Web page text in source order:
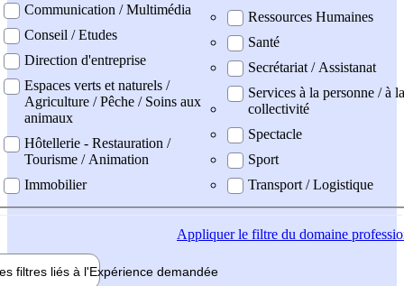
Communication / Multimédia
Conseil / Etudes
Direction d'entreprise
Espaces verts et naturels /
Agriculture / Pêche / Soins aux
animaux
Hôtellerie - Restauration /
Tourisme / Animation
Immobilier
Ressources Humaines
Santé
Secrétariat / Assistanat
Services à la personne / à la
collectivité
Spectacle
Sport
Transport / Logistique
Appliquerle filtre du domaine
filtres liés à l'Expérience demandée